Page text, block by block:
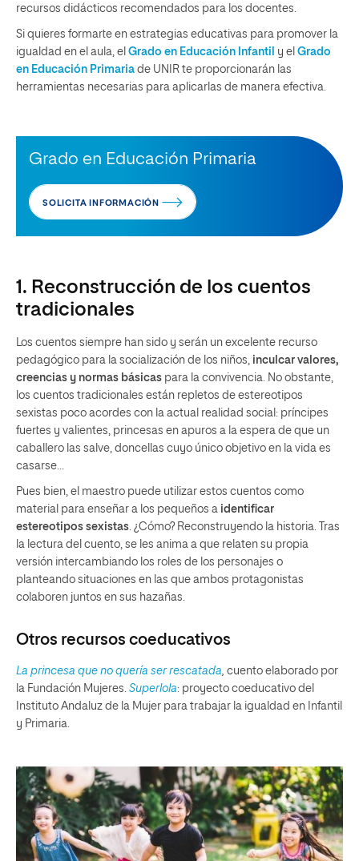
recursos didácticos recomendados para los docentes.
Si quieres formarte en estrategias educativas para promover la
igualdad en el aula, el Grado en Educación Infantil y el Grado
en Educación Primaria de UNIR te proporcionarán las
herramientas necesarias para aplicarlas de manera efectiva.
Grado en Educación Primaria
SOLICITA INFORMACIÓN
1. Reconstrucción de los cuentos
tradicionales
Los cuentos siempre han sido y serán un excelente recurso
pedagógico para la socialización de los niños, inculcar valores,
creencias y normas básicas para la convivencia. No obstante,
los cuentos tradicionales están repletos de estereotipos
sexistas poco acordes con la actual realidad social: príncipes
fuertes y valientes, princesas en apuros a la espera de que un
caballero las salve, doncellas cuyo único objetivo en la vida es
casarse…
Pues bien, el maestro puede utilizar estos cuentos como
material para enseñar a los pequeños a identificar
estereotipos sexistas. ¿Cómo? Reconstruyendo la historia. Tras
la lectura del cuento, se les anima a que relaten su propia
versión intercambiando los roles de los personajes o
planteando situaciones en las que ambos protagonistas
colaboren juntos en sus hazañas.
Otros recursos coeducativos
La princesa que no quería ser rescatada, cuento elaborado por
la Fundación Mujeres. Superlola: proyecto coeducativo del
Instituto Andaluz de la Mujer para trabajar la igualdad en Infantil
y Primaria.